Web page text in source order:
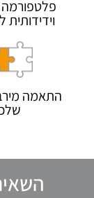
פלטפורמה
התאמה